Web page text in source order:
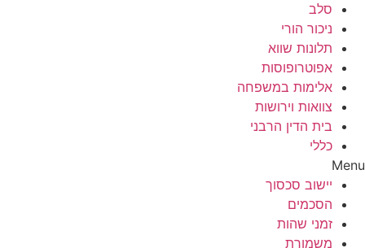
סלב
ניכור הורי
תלונות שווא
אפוטרופוסות
אלימות במשפחה
צוואות וירושות
בית הדין הרבני
כללי
Menu
יישוב סכסוך
הסכמים
זמני שהות
משמורת